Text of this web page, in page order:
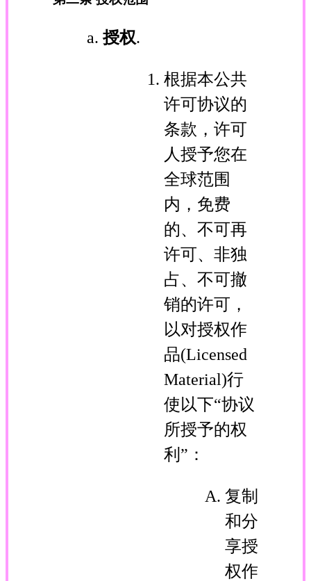
授权.
根据本公共
许可协议的
条款，许可
人授予您在
全球范围
内，免费
的、不可再
许可、非独
占、不可撤
销的许可，
以对授权作
品(Licensed
Material)行
使以下“协议
所授予的权
利”：
复制
和分
享授
权作